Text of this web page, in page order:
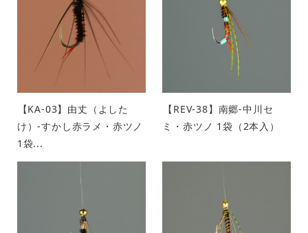
【KA-03】由丈（よした
け）-すかし赤ラメ・赤ツノ
1袋...
【REV-38】南郷-中川セ
ミ・赤ツノ 1袋（2本入）